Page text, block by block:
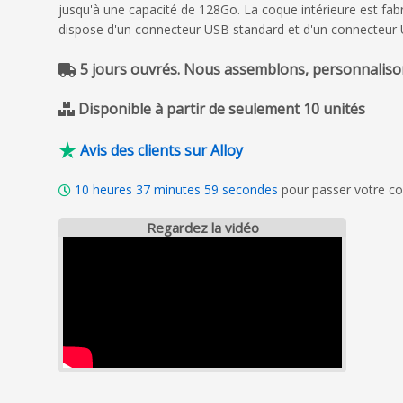
jusqu'à une capacité de 128Go. La coque intérieure est
dispose d'un connecteur USB standard et d'un connecteur
5 jours ouvrés. Nous assemblons,
Disponible à partir de seulement 10 unités
Avis des clients sur Alloy
10 heures 37 minutes 57 secondes pour passer votre
Regardez la vidéo
Conseil parfait. Commande et délais
Jean Paul Nourrisson